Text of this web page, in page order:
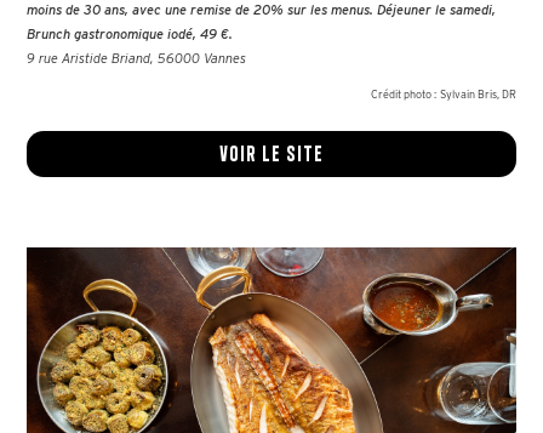
moins de 30 ans, avec une remise de 20% sur les menus. Déjeuner le samedi,
Brunch gastronomique iodé, 49 €.
9 rue Aristide Briand, 56000 Vannes
Crédit photo : Sylvain Bris, DR
Voir le site